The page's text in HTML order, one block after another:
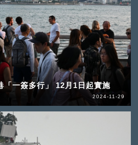
「一簽多行」 12月1日起實施
2024-11-29